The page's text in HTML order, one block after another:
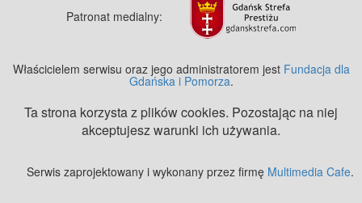
Patronat medialny:
Właścicielem serwisu oraz jego administratorem jest Fundacja dla
Gdańska i Pomorza.
Ta strona korzysta z plików cookies. Pozostając na niej
akceptujesz warunki ich używania.
Serwis zaprojektowany i wykonany przez firmę Multimedia Cafe.